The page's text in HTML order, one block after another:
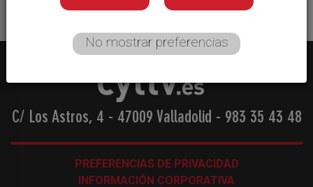
C/ Los Astros, 4 - 47009 Valladolid - 983 35 43 48
PREFERENCIAS DE PRIVACIDAD
INFORMACIÓN CORPORATIVA
No mostrar preferencias